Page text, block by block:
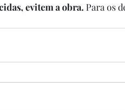
evitem a obra. Para os